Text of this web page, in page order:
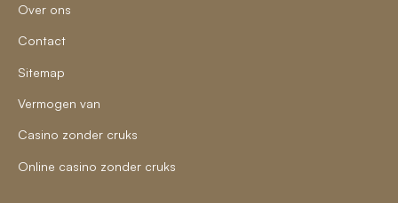
Over ons
Contact
Sitemap
Vermogen van
Casino zonder cruks
Online casino zonder cruks